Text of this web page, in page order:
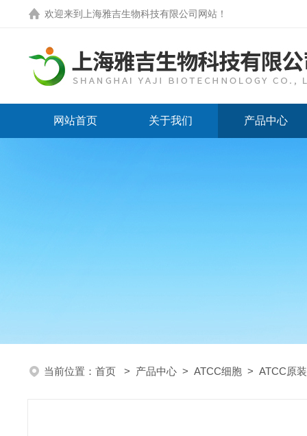
欢迎来到 上海雅吉生物科技有限公司网站 ！
网站首页 关于我们 产品中心
当前位置： 首页 > 产品中心 > ATCC细胞 > ATCC原